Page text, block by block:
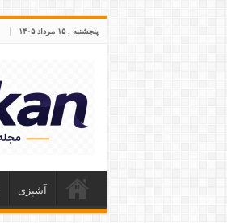
پنجشنبه , ۱۵ مرداد ۱۴۰۵
آشپزی